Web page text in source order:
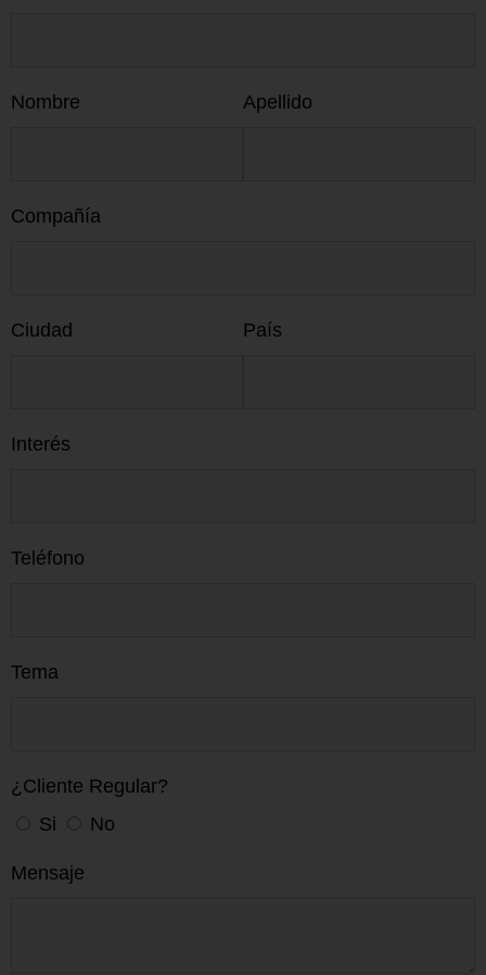
Nombre Apellido
Compañía
Ciudad País
Interés
Teléfono
Tema
¿Cliente Regular?
Si
No
Mensaje